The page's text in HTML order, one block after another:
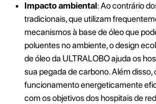
Impacto ambiental: Ao contrário
tradicionais, que utilizam
mecanismos à base de óleo que
poluentes no ambiente, o design
de óleo da ULTRALOBO ajuda os
sua pegada de carbono. Além disso,
funcionamento energeticamente
com os objetivos dos hospitais de